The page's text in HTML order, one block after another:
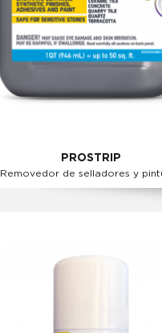
PROSTRIP
Removedor de selladores y